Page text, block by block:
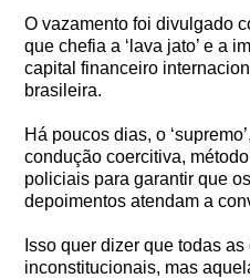
O vazamento foi divulgado
que chefia a ‘lava jato’ e a
capital financeiro
brasileira.
Há poucos dias, o
condução coercitiva,
policiais para garantir que
depoimentos atendam a
Isso quer dizer que todas
inconstitucionais, mas